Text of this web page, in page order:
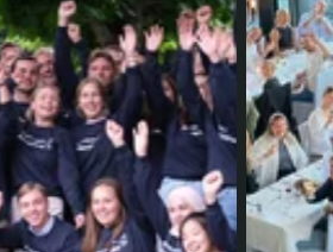
varav 600 av oss finns här i
i Stockholm, Göteborg, Malmö och
och tillit som den bästa grunden för
Som medarbetare hos oss får du
perspektiv på din karriärväg och
Tillsammans når vi längre.